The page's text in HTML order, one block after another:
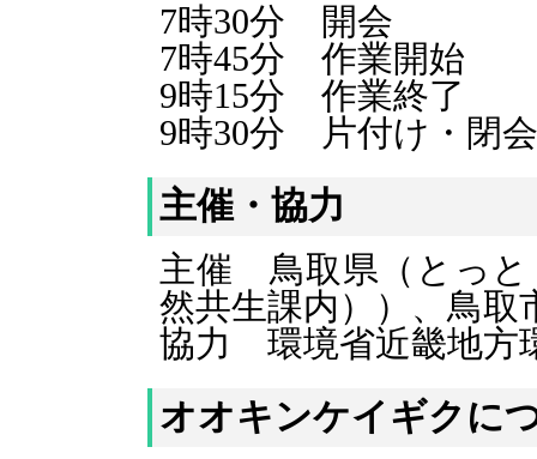
7時30分 開会
7時45分 作業開始
9時15分 作業終了
9時30分 片付け・閉会
主催・協力
主催 鳥取県（とっと
然共生課内））、鳥取
協力 環境省近畿地方
オオキンケイギクに